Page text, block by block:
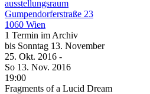
ausstellungsraum
Gumpendorferstraße 23
1060 Wien
1 Termin im Archiv
bis Sonntag 13. November
25. Okt. 2016 -
So 13. Nov. 2016
19:00
Fragments of a Lucid Dream